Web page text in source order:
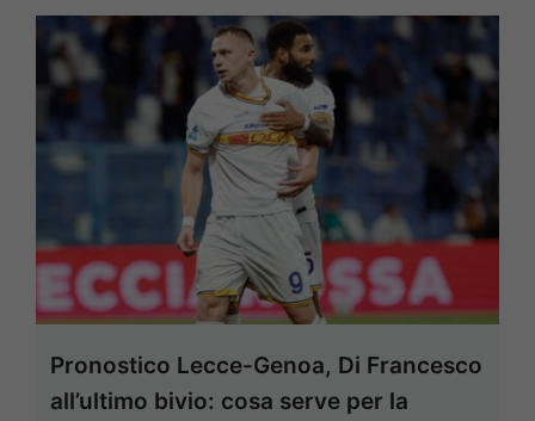
Pronostico Lecce-Genoa, Di Francesco
all’ultimo bivio: cosa serve per la